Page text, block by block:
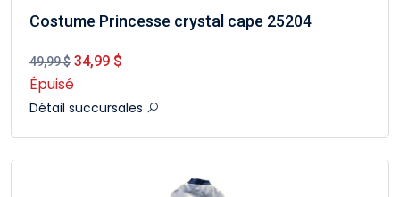
Costume Princesse crystal cape 25204
49,99 $ 34,99 $
Épuisé
Détail succursales